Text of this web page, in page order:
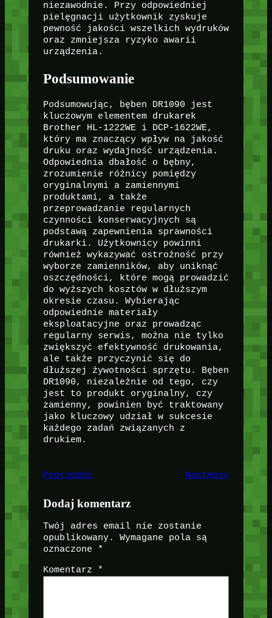
niezawodnie. Przy odpowiedniej
pielęgnacji użytkownik zyskuje
pewność jakości wszelkich wydruków
oraz zmniejsza ryzyko awarii
urządzenia.
Podsumowanie
Podsumowując, bęben DR1090 jest
kluczowym elementem drukarek
Brother HL-1222WE i DCP-1622WE,
który ma znaczący wpływ na jakość
druku oraz wydajność urządzenia.
Odpowiednia dbałość o bębny,
zrozumienie różnicy pomiędzy
oryginalnymi a zamiennymi
produktami, a także
przeprowadzanie regularnych
czynności konserwacyjnych są
podstawą zapewnienia sprawności
drukarki. Użytkownicy powinni
również wykazywać ostrożność przy
wyborze zamienników, aby uniknąć
oszczędności, które mogą prowadzić
do wyższych kosztów w dłuższym
okresie czasu. Wybierając
odpowiednie materiały
eksploatacyjne oraz prowadząc
regularny serwis, można nie tylko
zwiększyć efektywność drukowania,
ale także przyczynić się do
dłuższej żywotności sprzętu. Bęben
DR1090, niezależnie od tego, czy
jest to produkt oryginalny, czy
zamienny, powinien być traktowany
jako kluczowy udział w sukcesie
każdego zadań związanych z
drukiem.
Poprzedni Następny
Dodaj komentarz
Twój adres email nie zostanie
opublikowany.
Wymagane pola są
oznaczone
*
Komentarz *